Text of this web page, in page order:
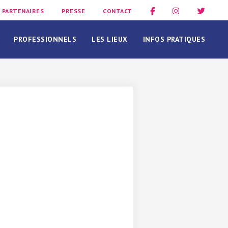
PARTENAIRES PRESSE CONTACT
PROFESSIONNELS LES LIEUX INFOS PRATIQUES